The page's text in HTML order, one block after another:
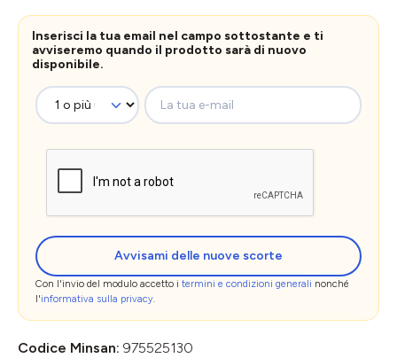
Inserisci la tua email nel campo sottostante e ti
avviseremo quando il prodotto sarà di nuovo
disponibile.
La tua e-mail
Avvisami delle nuove scorte
Con l'invio del modulo accetto i termini e condizioni generali nonché
l'informativa sulla privacy.
Codice Minsan: 975525130